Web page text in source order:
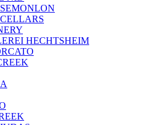
HECHTSHEIM